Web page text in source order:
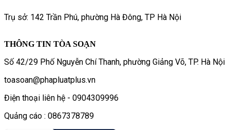
Trụ sở: 142 Trần Phú, phường Hà Đông, TP Hà Nội
THÔNG TIN TÒA SOẠN
Số 42/29 Phố Nguyễn Chí Thanh, phường Giảng Võ, TP. Hà Nội
toasoan@phapluatplus.vn
Điện thoại liên hệ - 0904309996
Quảng cáo : 0867378789